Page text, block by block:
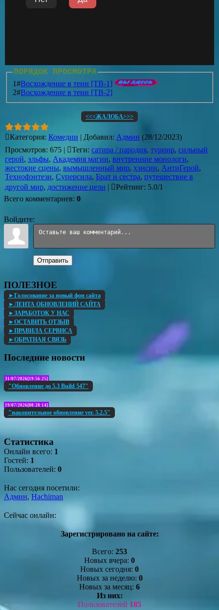
ПОРЯДОК ПРОСМОТРА
1#Восхождение в тени [ТВ-1]
2#Восхождение в тени [ТВ-2]
<<<ЖАЛОБА>>>
Категория: Комедии | Добавил: Админ (28/12/2023)
Просмотров: 675 | Теги: сатира / пародия, турнир, сильный
герой, эльфы, Академия магии, внутренние монологи,
жестокие сцены, вымышленный мир, хэнсин, АнтиГерой,
Технофэнтези, Суперсила, Брат и сестра, путешествие в
другой мир, достижение цели | Рейтинг: 5.0/1
Всего комментариев: 0
Войдите:
Отправить
ПОЛЕЗНОЕ
►Голосование за новый фон сайта
►ЛЕНТА ОБНОВЛЕНИЙ САЙТА
►ЗАРАБОТОК У НАС
►ОСТАВИТЬ ОТЗЫВ
►ПРАВИЛА СЕРВИСА
►ОБРАТНАЯ СВЯЗЬ
Последние новости
31/07/2026[19:56:25]
"Обновление до 5.3 Build 547"
19/07/2026[08:28:14]
"накопительное обновление ver. 5.2.5"
Статистика
Онлайн всего: 1
Гостей: 1
Пользователей: 0
Нас сегодня посетили:
Админ, Hachiman
Сейчас онлайн:
Зарегистрировано на сайте:
Всего: 253
Новых вчера: 0
Новых сегодня: 0
Новых за неделю: 0
Новых за месяц: 6
Из них:
Пользователей 185